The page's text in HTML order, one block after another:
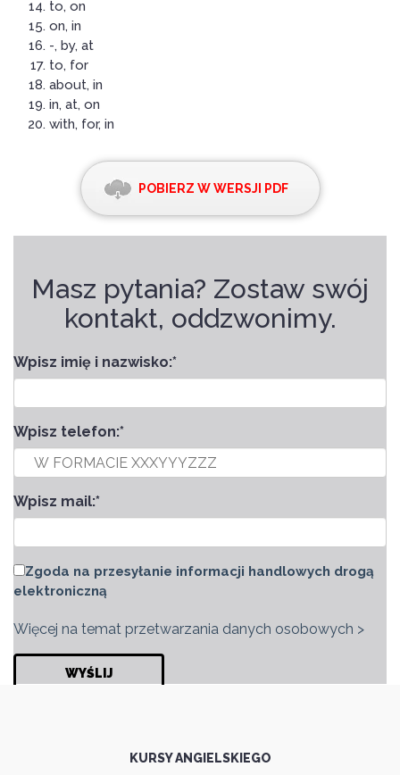
to, on
on, in
-, by, at
to, for
about, in
in, at, on
with, for, in
POBIERZ W WERSJI PDF
Masz pytania? Zostaw swój
kontakt, oddzwonimy.
Wpisz imię i nazwisko:*
Wpisz telefon:*
Wpisz mail:*
Zgoda na przesyłanie informacji handlowych drogą
elektroniczną
Więcej na temat przetwarzania danych osobowych >
KURSY ANGIELSKIEGO